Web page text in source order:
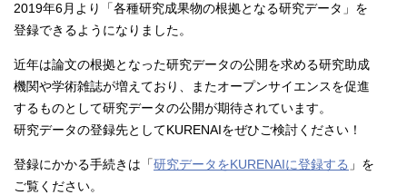
2019年6月より「各種研究成果物の根拠となる研究データ」を
登録できるようになりました。
近年は論文の根拠となった研究データの公開を求める研究助成
機関や学術雑誌が増えており、またオープンサイエンスを促進
するものとして研究データの公開が期待されています。
研究データの登録先としてKURENAIをぜひご検討ください！
登録にかかる手続きは「研究データをKURENAIに登録する 」を
ご覧ください。